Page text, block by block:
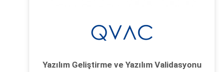
Yazılım Geliştirme ve Yazılım Validasyonu